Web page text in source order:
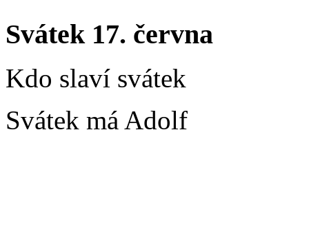
Svátek 17. června
Kdo slaví svátek
Svátek má Adolf